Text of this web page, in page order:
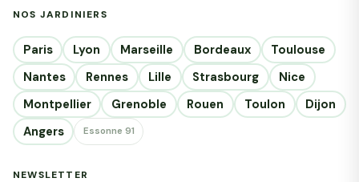
NOS JARDINIERS
Paris Lyon Marseille Bordeaux
Toulouse
Nantes
Rennes Lille Strasbourg
Nice
Montpellier
Grenoble Rouen Toulon
Dijon
Angers
Essonne 91
NEWSLETTER